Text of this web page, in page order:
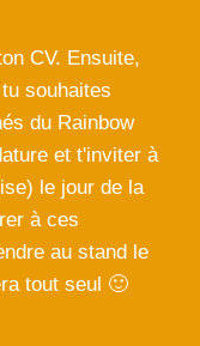
CV. Ensuite,
souhaites
du Rainbow
et t'inviter à
le jour de la
à ces
au stand le
tout seul 🙂